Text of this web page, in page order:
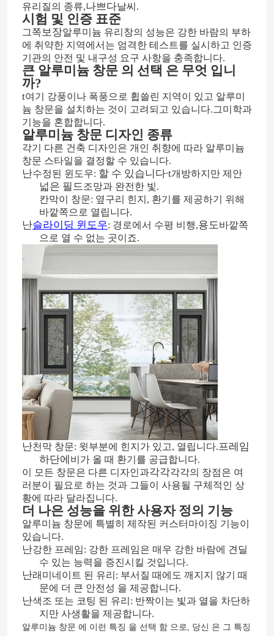
집
제품
비디오
유리질의 종류,나쁘다날씨.
시험 및 인증 표준
그쪽보장알루미늄 유리창의 성능은 강한 바람의 부하
에 취약한 지역에서는 엄격한 테스트를 실시하고 인증
기관의 안전 및 내구성 요구 사항을 충족합니다.
큰 알루미늄 창문 의 선택 은 무엇 입니
까?
t여기 강풍이나 폭풍으로 휩쓸린 지역이 있고 알루미
늄 창문을 설치하는 것이 고려되고 있습니다.그미학과
기능을 혼합합니다.
알루미늄 창문 디자인 종류
각기 다른 건축 디자인은 개인 취향에 따라 알루미늄
창문 스타일을 결정할 수 있습니다.
난수정된 윈도우: 할 수 있습니다∙t개방하지만 제안
넓은 필드조망과 완전한 빛.
칸막이 창문: 옆구리 힌지, 환기를 제공하기 위해
바깥쪽으로 열립니다.
난슬라이딩 윈도우: 경로에서 수평 비행,용도바깥쪽
으로 열 수 없는 곳이죠.
난천막 창문: 윗부분에 힌지가 있고, 열립니다.프레임
하단에 비가 올 때 환기를 공급합니다.
이 모든 창문은 다른 디자인과각각각각의 장점은 여
러분이 필요로 하는 것과 그들이 사용될 구체적인 상
황에 따라 달라집니다.
더 나은 성능을 위한 사용자 정의 기능
알루미늄 창문에 특별히 제작된 커스터마이징 기능이
있습니다.
난강한 프레임: 강한 프레임은 매우 강한 바람에 견딜
수 있는 능력을 증진시킬 것입니다.
난래미네이트 된 유리: 부서질 때에도 깨지지 않기 때
문에 더 큰 안전성 을 제공합니다.
난색조 또는 코팅 된 유리: 반짝이는 빛과 열을 차단하
지만 사생활을 제공합니다.
알루미늄 창문 에 이런 특징 을 선택 함 으로, 당신 은 그 특징